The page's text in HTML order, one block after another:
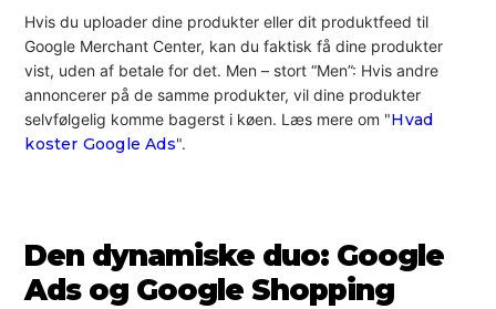
Hvis du uploader dine produkter eller dit produktfeed til
Google Merchant Center, kan du faktisk få dine produkter
vist, uden af betale for det. Men – stort “Men”: Hvis andre
annoncerer på de samme produkter, vil dine produkter
selvfølgelig komme bagerst i køen. Læs mere om "Hvad
koster Google Ads".
Den dynamiske duo: Google
Ads og Google Shopping